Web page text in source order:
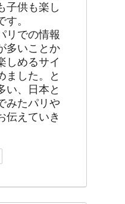
子供も楽し
。
リでの情報
多いことか
しめるサイ
ました。と
い、日本と
みたパリや
伝えていき